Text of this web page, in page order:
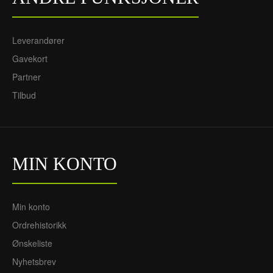
Leverandører
Gavekort
Partner
Tilbud
MIN KONTO
Min konto
Ordrehistorikk
Ønskeliste
Nyhetsbrev